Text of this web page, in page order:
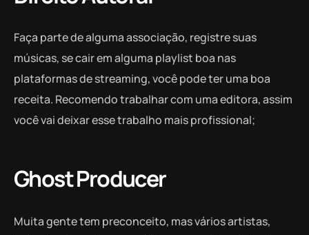
Faça parte de alguma associação, registre suas
músicas, se cair em alguma playlist boa nas
plataformas de streaming, você pode ter uma boa
receita. Recomendo trabalhar com uma editora, assim
você vai deixar esse trabalho mais profissional;
Ghost Producer
Muita gente tem preconceito, mas vários artistas,